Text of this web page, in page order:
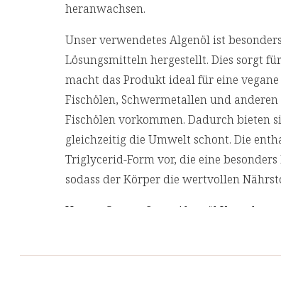
heranwachsen.
Unser verwendetes Algenöl ist
Lösungsmitteln hergestellt. Dies sorgt
macht das Produkt ideal für eine
Fischölen, Schwermetallen und
Fischölen vorkommen. Dadurch bieten
gleichzeitig die Umwelt schont. Die
Triglycerid-Form vor, die eine besonders
sodass der Körper die wertvollen
Unsere Omega-3 aus Algenöl Kapseln